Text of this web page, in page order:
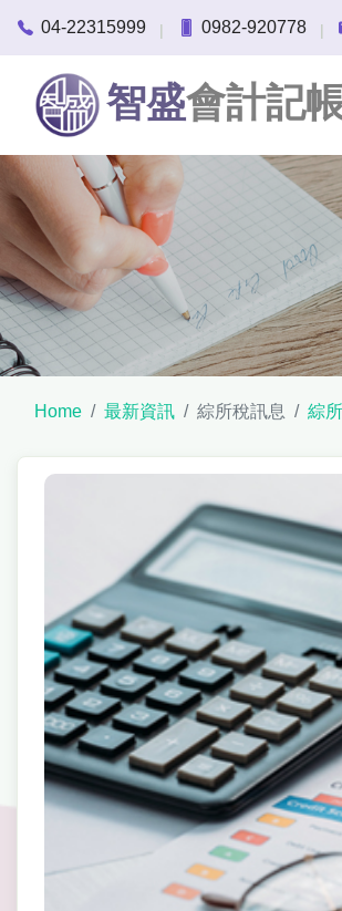
04-22315999 | 0982-920778 |
智盛會計記
Home 最新資訊 綜所稅訊息 綜